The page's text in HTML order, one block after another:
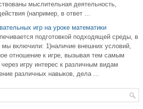
мыслительная деятельность,
(например, в ответ ...
игр на уроке математики
подготовкой подходящей среды, в
мы включили: 1)наличие внешних условий,
отношение к игре, вызывая тем самым
игру интерес к различным видам
различных навыков, дела ...